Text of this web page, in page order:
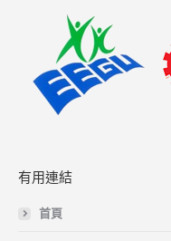
有用連結
首頁